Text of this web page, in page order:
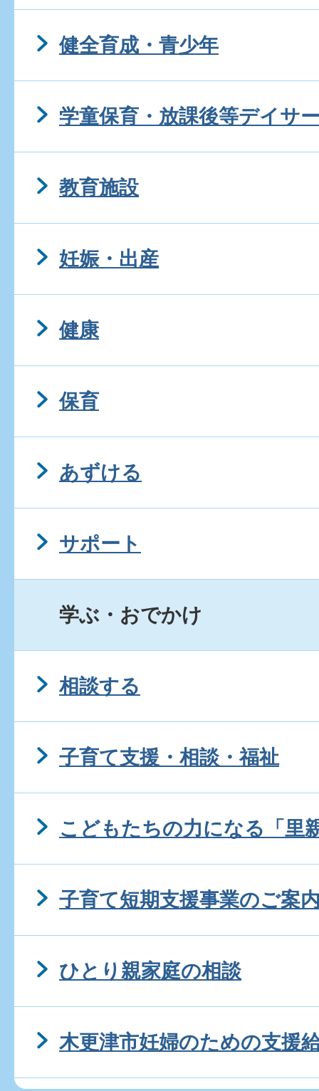
健全育成・青少年
学童保育・放課後等デイサ
教育施設
妊娠・出産
健康
保育
あずける
サポート
学ぶ・おでかけ
相談する
子育て支援・相談・福祉
こどもたちの力になる「里
子育て短期支援事業のご案
ひとり親家庭の相談
木更津市妊婦のための支援